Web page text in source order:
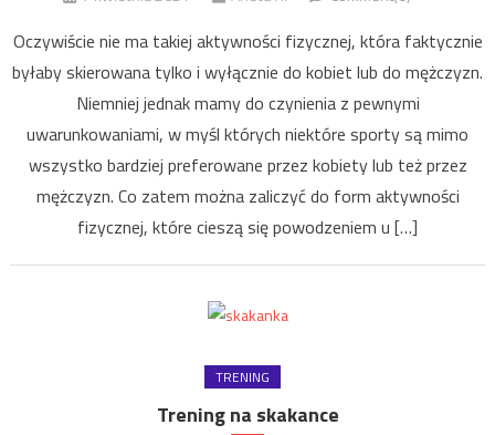
Oczywiście nie ma takiej aktywności fizycznej, która faktycznie
byłaby skierowana tylko i wyłącznie do kobiet lub do mężczyzn.
Niemniej jednak mamy do czynienia z pewnymi
uwarunkowaniami, w myśl których niektóre sporty są mimo
wszystko bardziej preferowane przez kobiety lub też przez
mężczyzn. Co zatem można zaliczyć do form aktywności
fizycznej, które cieszą się powodzeniem u […]
TRENING
Trening na skakance